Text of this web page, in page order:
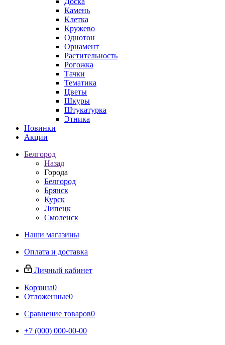
Камень
Клетка
Кружево
Однотон
Орнамент
Растительность
Рогожка
Тачки
Тематика
Цветы
Шкуры
Штукатурка
Этника
Новинки
Акции
Белгород
Назад
Города
Белгород
Брянск
Курск
Липецк
Смоленск
Наши магазины
Оплата и доставка
Личный кабинет
Корзина0
Отложенные0
Сравнение товаров0
+7 (000) 000-00-00